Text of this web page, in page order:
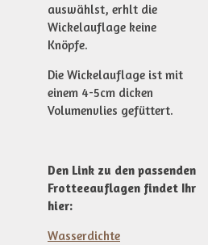
auswählst, erhlt die
Wickelauflage keine
Knöpfe.
Die Wickelauflage ist mit
einem 4-5cm dicken
Volumenvlies gefüttert.
Den Link zu den passenden
Frotteeauflagen findet Ihr
hier:
Wasserdichte